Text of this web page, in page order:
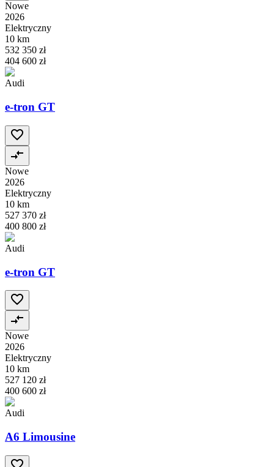
Nowe
2026
Elektryczny
10 km
532 350 zł
404 600 zł
Audi
e-tron GT
Nowe
2026
Elektryczny
10 km
527 370 zł
400 800 zł
Audi
e-tron GT
Nowe
2026
Elektryczny
10 km
527 120 zł
400 600 zł
Audi
A6 Limousine